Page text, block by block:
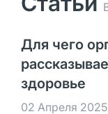
Для чего
здоровье
02 Апреля 2025